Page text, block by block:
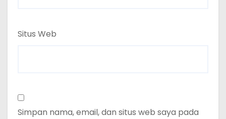
Situs Web
Simpan nama, email, dan situs web saya pada